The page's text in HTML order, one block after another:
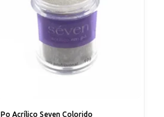
Po Acrílico Seven Colorido